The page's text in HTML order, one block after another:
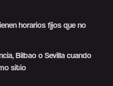
horarios fijos que no
Bilbao o Sevilla cuando
sitio